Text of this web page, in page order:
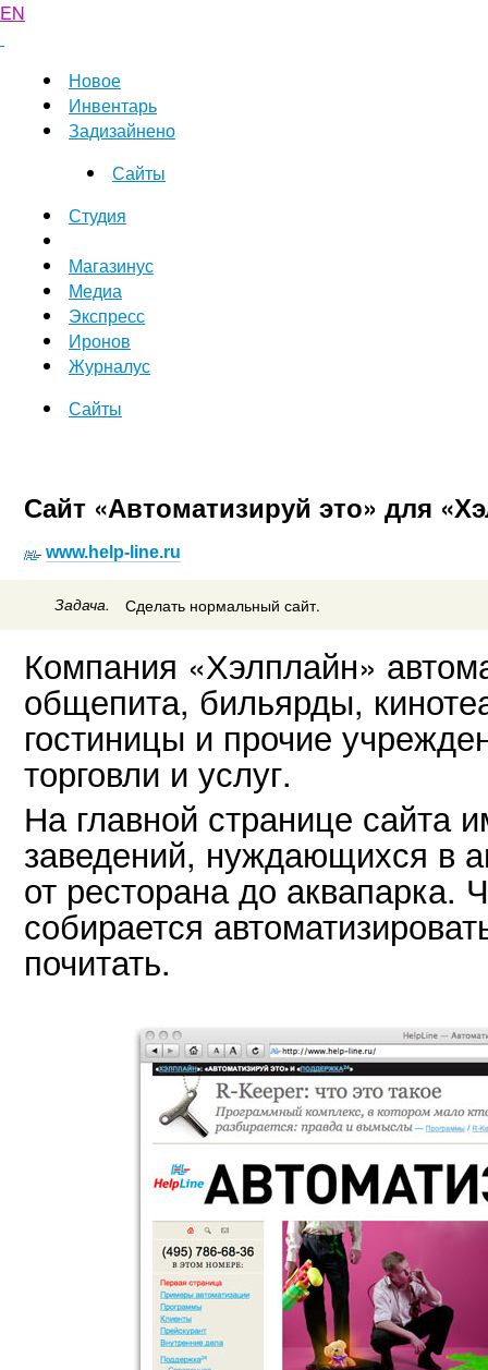
EN
Новое
Инвентарь
Задизайнено
Сайты
Студия
Магазинус
Медиа
Экспресс
Иронов
Журналус
Сайты
Сайт «Автоматизируй это» для
www.help-line.ru
Задача. Сделать нормальный сайт.
Компания «Хэлплайн»
общепита, бильярды,
гостиницы и прочие
торговли и услуг.
На главной странице сайта
заведений, нуждающихся в
от ресторана до аквапарка.
собирается
почитать.